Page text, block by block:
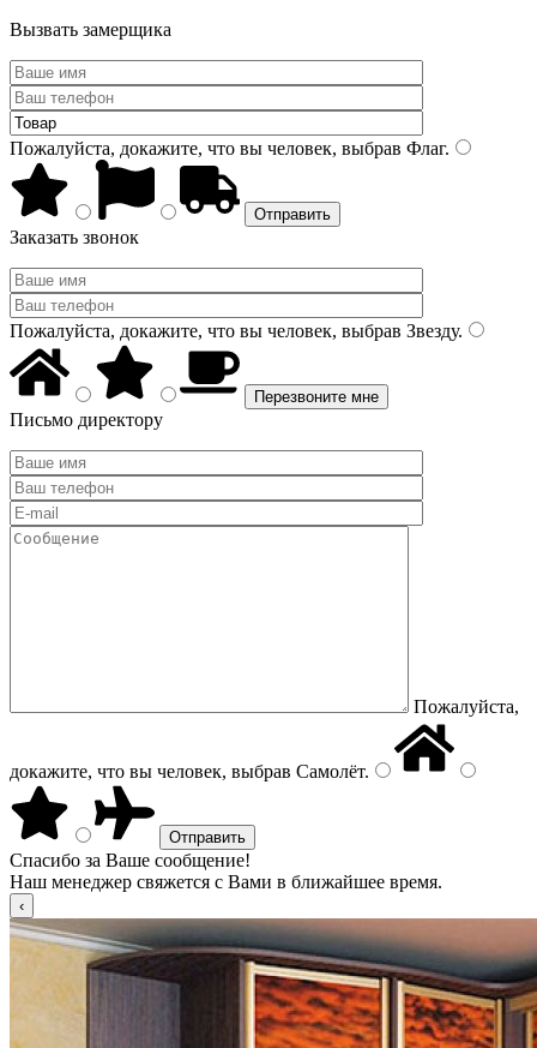
Вызвать замерщика
Пожалуйста, докажите, что вы человек, выбрав Флаг.
Заказать звонок
Пожалуйста, докажите, что вы человек, выбрав Звезду.
Письмо директору
Пожалуйста,
докажите, что вы человек, выбрав Самолёт.
Спасибо за Ваше сообщение!
Наш менеджер свяжется с Вами в ближайшее время.